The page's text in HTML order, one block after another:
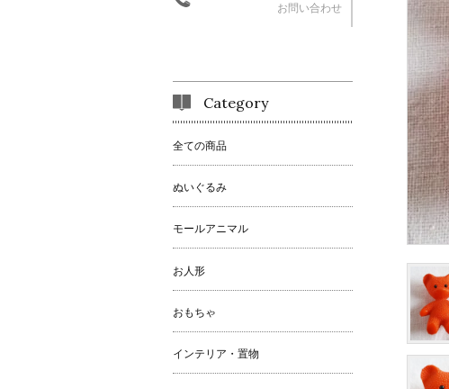
お問い合わせ
Category
全ての商品
ぬいぐるみ
モールアニマル
お人形
おもちゃ
インテリア・置物